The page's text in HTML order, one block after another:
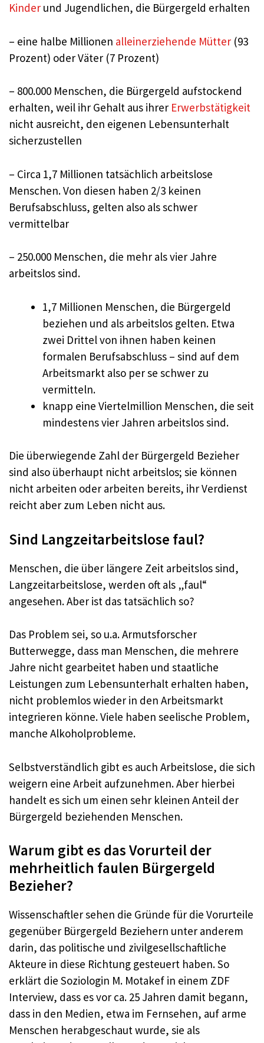
Kinder und Jugendlichen, die Bürgergeld erhalten
– eine halbe Millionen alleinerziehende Mütter (93
Prozent) oder Väter (7 Prozent)
– 800.000 Menschen, die Bürgergeld aufstockend
erhalten, weil ihr Gehalt aus ihrer Erwerbstätigkeit
nicht ausreicht, den eigenen Lebensunterhalt
sicherzustellen
– Circa 1,7 Millionen tatsächlich arbeitslose
Menschen. Von diesen haben 2/3 keinen
Berufsabschluss, gelten also als schwer
vermittelbar
– 250.000 Menschen, die mehr als vier Jahre
arbeitslos sind.
1,7 Millionen Menschen, die Bürgergeld
beziehen und als arbeitslos gelten. Etwa
zwei Drittel von ihnen haben keinen
formalen Berufsabschluss – sind auf dem
Arbeitsmarkt also per se schwer zu
vermitteln.
knapp eine Viertelmillion Menschen, die seit
mindestens vier Jahren arbeitslos sind.
Die überwiegende Zahl der Bürgergeld Bezieher
sind also überhaupt nicht arbeitslos; sie können
nicht arbeiten oder arbeiten bereits, ihr Verdienst
reicht aber zum Leben nicht aus.
Sind Langzeitarbeitslose faul?
Menschen, die über längere Zeit arbeitslos sind,
Langzeitarbeitslose, werden oft als „faul“
angesehen. Aber ist das tatsächlich so?
Das Problem sei, so u.a. Armutsforscher
Butterwegge, dass man Menschen, die mehrere
Jahre nicht gearbeitet haben und staatliche
Leistungen zum Lebensunterhalt erhalten haben,
nicht problemlos wieder in den Arbeitsmarkt
integrieren könne. Viele haben seelische Problem,
manche Alkoholprobleme.
Selbstverständlich gibt es auch Arbeitslose, die sich
weigern eine Arbeit aufzunehmen. Aber hierbei
handelt es sich um einen sehr kleinen Anteil der
Bürgergeld beziehenden Menschen.
Warum gibt es das Vorurteil der
mehrheitlich faulen Bürgergeld
Bezieher?
Wissenschaftler sehen die Gründe für die Vorurteile
gegenüber Bürgergeld Beziehern unter anderem
darin, das politische und zivilgesellschaftliche
Akteure in diese Richtung gesteuert haben. So
erklärt die Soziologin M. Motakef in einem ZDF
Interview, dass es vor ca. 25 Jahren damit begann,
dass in den Medien, etwa im Fernsehen, auf arme
Menschen herabgeschaut wurde, sie als